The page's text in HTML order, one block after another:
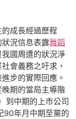
成長經過歷程
況信息表露舞蹈
國周遭的狀況淨
會義務之吁求，
步的實際回應。
期的當局主導階
到中期的上市公司
90年月中期至黨的